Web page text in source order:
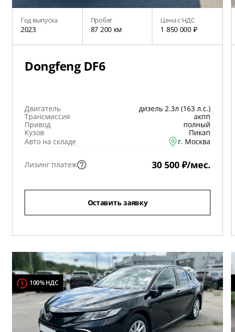
Год выпуска
2023
Пробег
87 200 км
Цена с НДС
1 850 000 ₽
Dongfeng DF6
Двигатель
дизель 2.3л (163 л.с.)
Трансмиссия
акпп
Привод
полный
Кузов
Пикап
Авто на складе
г. Москва
Лизинг платеж 30 500 ₽/мес.
Оставить заявку
100% НДС